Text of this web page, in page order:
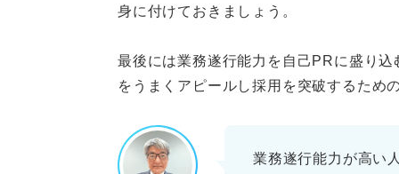
⑤チャレンジ精神の例文
⑥責任感の例文
身に付けておきましょう。
最後には業務遂行能力を自己PRに盛り
をうまくアピールし採用を突破するため
業務遂行能力が高い